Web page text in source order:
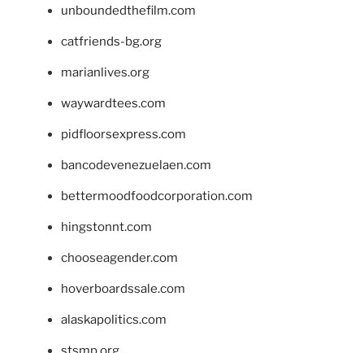
unboundedthefilm.com
catfriends-bg.org
marianlives.org
waywardtees.com
pidfloorsexpress.com
bancodevenezuelaen.com
bettermoodfoodcorporation.com
hingstonnt.com
chooseagender.com
hoverboardssale.com
alaskapolitics.com